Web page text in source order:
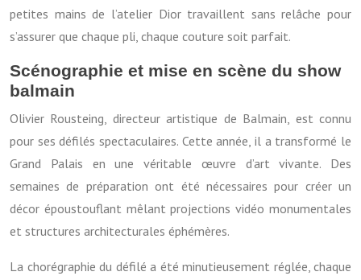
petites mains de l’atelier Dior travaillent sans relâche pour
s’assurer que chaque pli, chaque couture soit parfait.
Scénographie et mise en scène du show
balmain
Olivier Rousteing, directeur artistique de Balmain, est connu
pour ses défilés spectaculaires. Cette année, il a transformé le
Grand Palais en une véritable œuvre d’art vivante. Des
semaines de préparation ont été nécessaires pour créer un
décor époustouflant mêlant projections vidéo monumentales
et structures architecturales éphémères.
La chorégraphie du défilé a été minutieusement réglée, chaque